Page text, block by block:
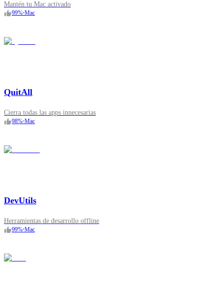
Mantén tu Mac activado
99%•Mac
QuitAll
Cierra todas las apps innecesarias
98%•Mac
DevUtils
Herramientas de desarrollo offline
99%•Mac